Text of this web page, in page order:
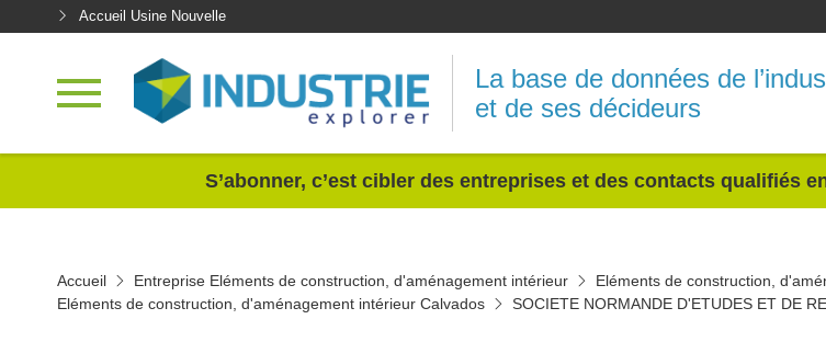
Accueil Usine Nouvelle
La base de données de
et de ses décideurs
S’abonner, c’est cibler des entreprises et des contacts qualifiés
Accueil Entreprise Eléments de construction, d'aménagement intérieur
Eléments de construction,
Eléments de construction, d'aménagement intérieur Calvados
SOCIETE NORMANDE D'ETUDES ET DE